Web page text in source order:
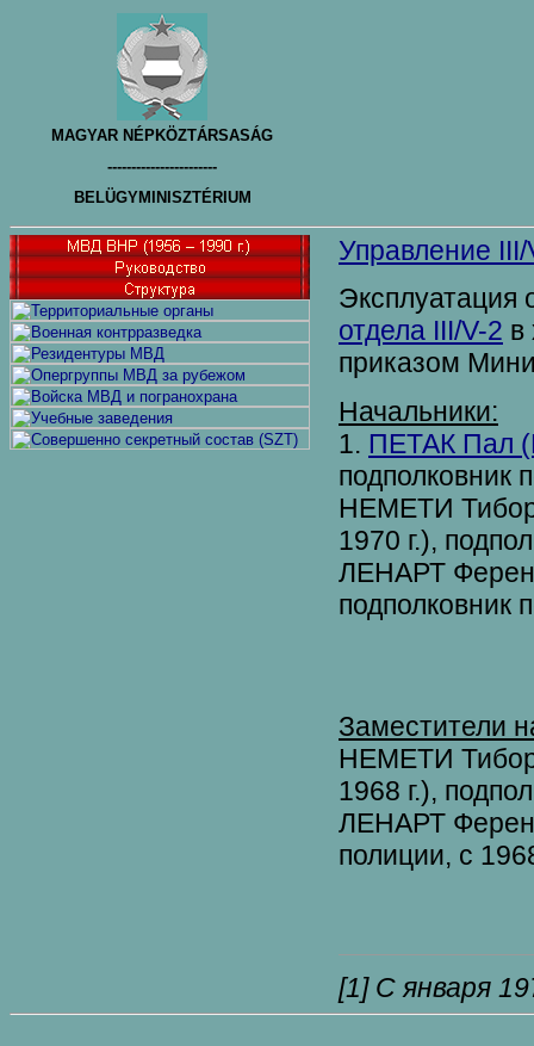
MAGYAR NÉPKÖZTÁRSASÁG
-----------------------
BELÜGYMINISZTÉRIUM
Управление III/
Эксплуатация
отдела III/V-2 в
приказом
Начальники:
1. ПЕТАК Пал
подполковник
НЕМЕТИ Тибор
1970 г.),
ЛЕНАРТ
подполковник
Заместители
НЕМЕТИ Тибор
1968 г.),
ЛЕНАРТ
полиции, с
[1]C января